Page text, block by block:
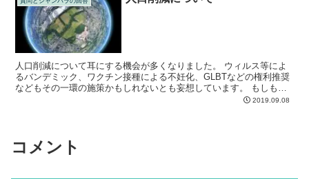
人口削減について耳にする機会が多くなりました。 ウィルス等によ
るバンデミック、ワクチン接種による不妊化、GLBTなどの権利推奨
などもその一環の施策かもしれないとも妄想しています。 もしもこ
れらが戦争などとセットで遂行されていくならば、人口は...2019.09.08
コメント